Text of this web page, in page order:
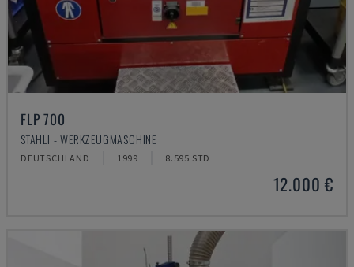
FLP 700
STAHLI - WERKZEUGMASCHINE
DEUTSCHLAND 1999 8.595 STD
12.000 €